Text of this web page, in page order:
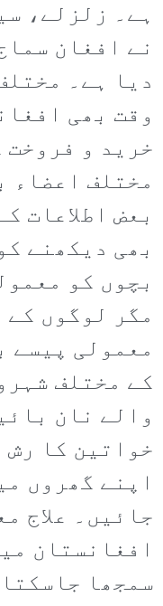
ہے۔ زلزلے،
نے افغان
دیا ہے۔
وقت بھی
خرید و
مختلف اعضاء
بعض اطلاعات
بھی دیکھنے
بچوں کو
مگر لوگوں
معمولی پیسے
کے مختلف
والے نان
خواتین کا رش
اپنے گھروں
جائیں۔ علاج
افغانستان
سمجھا